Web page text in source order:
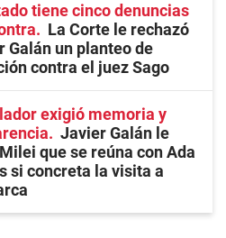
tiene cinco denuncias
La Corte le rechazó
Galán un planteo de
contra el juez Sago
exigió memoria y
Javier Galán le
que se reúna con Ada
si concreta la visita a